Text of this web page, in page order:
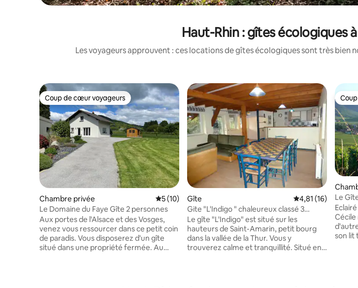
Haut-Rhin : gîtes écologiques
Les voyageurs approuvent : ces locations de gîtes écologiques sont très
Coup de cœur voyageurs
Coup de cœur voyageurs
Chambre privée Évaluation moyenne sur la base de 10 commentaires : 5 sur
5 (10)
Le Domaine du Faye Gîte 2 personnes
Aux portes de l'Alsace et des Vosges,
venez vous ressourcer dans ce petit coin
de paradis. Vous disposerez d'un gîte
situé dans une propriété fermée. Au
Gîte Évaluation
4,81 (16)
Gite "L'Indigo " chaleureux classé 3
étoiles
Le gîte "L'Indigo" est situé sur les
hauteurs de Saint-Amarin, petit bourg
dans la vallée de la Thur. Vous y
trouverez calme et tranquillité. Situé en
Le
son lit